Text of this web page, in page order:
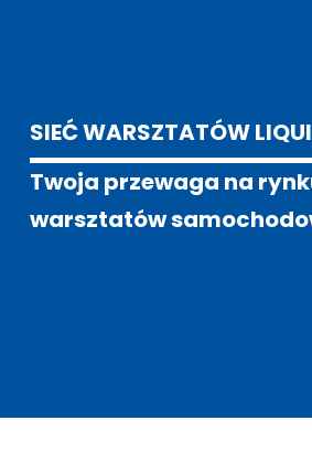
SIEĆ WARSZTATÓW
Twoja przewaga na
warsztatów